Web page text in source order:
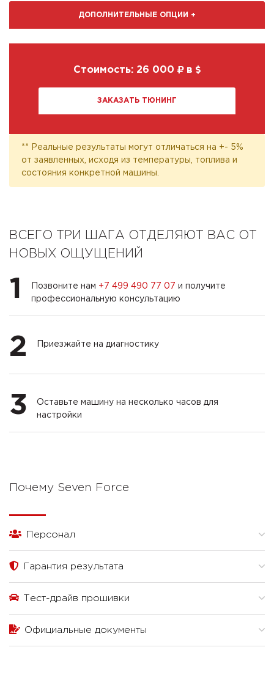
ДОПОЛНИТЕЛЬНЫЕ ОПЦИИ +
Стоимость: 26 000 в
ЗАКАЗАТЬ ТЮНИНГ
** Реальные результаты могут отличаться на +- 5%
от заявленных, исходя из температуры, топлива и
состояния конкретной машины.
ВСЕГО ТРИ ШАГА ОТДЕЛЯЮТ ВАС ОТ
НОВЫХ ОЩУЩЕНИЙ
1 Позвоните нам +7 499 490 77 07 и получите
профессиональную консультацию
2 Приезжайте на диагностику
3
Оставьте машину на несколько часов для
настройки
Почему Seven Force
Персонал
Гарантия результата
Тест-драйв прошивки
Официальные документы